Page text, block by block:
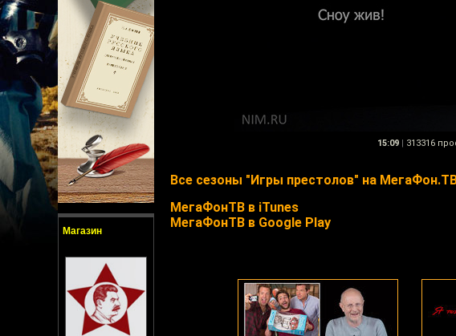
Магазин
15:09 | 313316
Все сезоны "Игры престолов" на
МегаФонТВ в iTunes
МегаФонТВ в Google Play